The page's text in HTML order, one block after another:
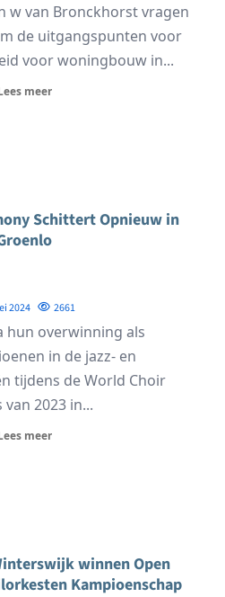
w van Bronckhorst vragen
de uitgangspunten voor
voor woningbouw in...
meer
Schittert Opnieuw in
2024 2661
hun overwinning als
in de jazz- en
tijdens de World Choir
van 2023 in...
meer
winnen Open
Kampioenschap